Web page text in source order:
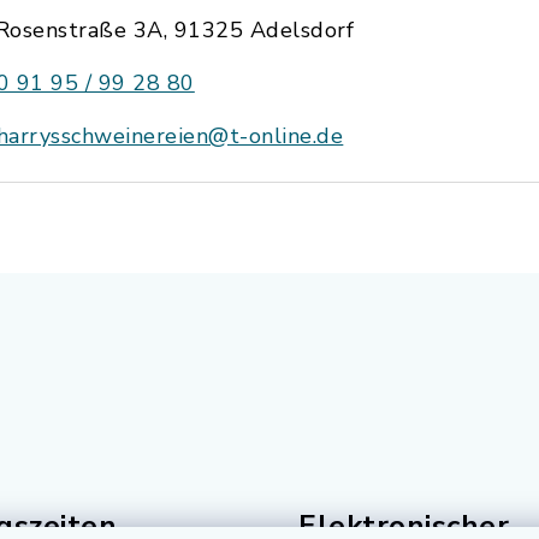
3A, 91325 Adelsdorf
91 95 / 99 28 80
online.de
Elektronischer